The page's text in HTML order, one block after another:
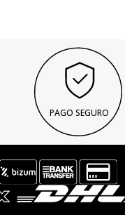
PAGO SEGURO